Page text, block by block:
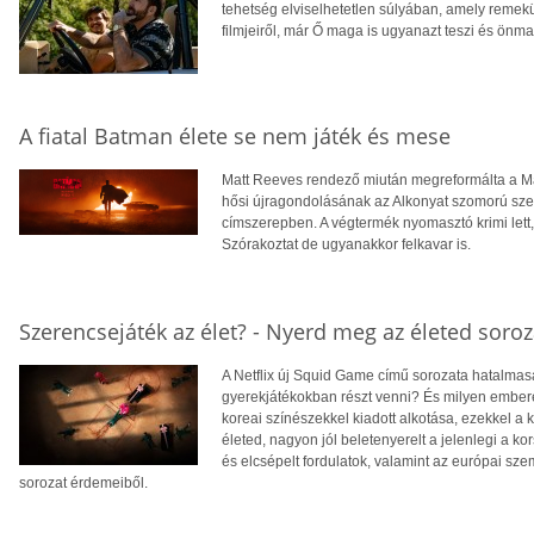
tehetség elviselhetetlen súlyában, amely
filmjeiről, már Ő maga is ugyanazt teszi és
A fiatal Batman élete se nem játék és mese
Matt Reeves rendező miután megreformálta a
hősi újragondolásának az Alkonyat szomorú
címszerepben. A végtermék nyomasztó krimi
Szórakoztat de ugyanakkor felkavar is.
Szerencsejáték az élet? - Nyerd meg az életed
A Netflix új Squid Game című sorozata
gyerekjátékokban részt venni? És milyen
koreai színészekkel kiadott alkotása, ezekkel a
életed, nagyon jól beletenyerelt a jelenlegi a
és elcsépelt fordulatok, valamint az európai
sorozat érdemeiből.